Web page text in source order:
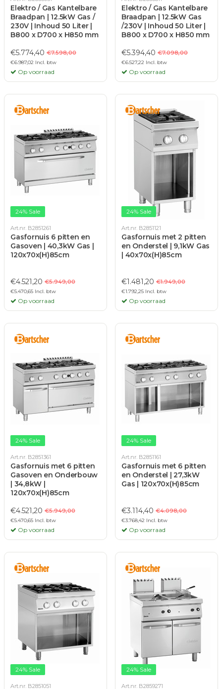
Elektro / Gas Kantelbare
Braadpan | 12.5kW Gas /
230V | Inhoud 50 Liter |
B800 x D700 x H850 mm
€5.774,40 €7.598,00
€6.987,02 Incl. btw
Op voorraad
Elektro / Gas Kantelbare
Braadpan | 12.5kW Gas
/230V | Inhoud 50 Liter |
B800 x D700 x H850 mm
€5.394,40 €7.098,00
€6.527,22 Incl. btw
Op voorraad
24% Sale
Art.nr. B2851261
Gasfornuis 6 pitten en
Gasoven | 40,3kW Gas |
120x70x(H)85cm
€4.521,20 €5.949,00
€5.470,65 Incl. btw
Op voorraad
24% Sale
Art.nr. B2851121
Gasfornuis met 2 pitten
en Onderstel | 9,1kW Gas
| 40x70x(H)85cm
€1.481,20 €1.949,00
€1.792,25 Incl. btw
Op voorraad
24% Sale
Art.nr. B2851361
Gasfornuis met 6 pitten
Gasoven en Onderbouw
| 34,8kW |
120x70x(H)85cm
€4.521,20 €5.949,00
€5.470,65 Incl. btw
Op voorraad
24% Sale
Art.nr. B2851161
Gasfornuis met 6 pitten
en Onderstel | 27,3kW
Gas | 120x70x(H)85cm
€3.114,40 €4.098,00
€3.768,42 Incl. btw
Op voorraad
24% Sale
Art.nr. B2851051
24% Sale
Art.nr. B2859271